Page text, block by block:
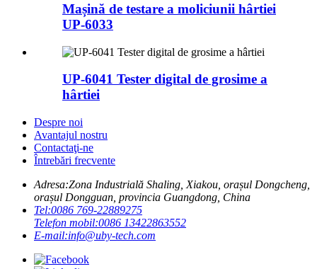
Mașină de testare a moliciunii hârtiei
UP-6033
UP-6041 Tester digital de grosime a
hârtiei
Despre noi
Avantajul nostru
Contactaţi-ne
Întrebări frecvente
Adresa:Zona Industrială Shaling, Xiakou, orașul Dongcheng,
orașul Dongguan, provincia Guangdong, China
Tel:0086 769-22889275
Telefon mobil:0086 13422863552
E-mail:info@uby-tech.com